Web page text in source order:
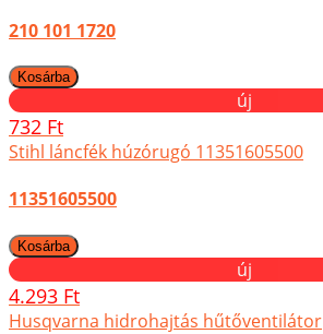
210 101 1720
új
732 Ft
Stihl láncfék húzórugó 11351605500
11351605500
új
4.293 Ft
Husqvarna hidrohajtás hűtőventilátor